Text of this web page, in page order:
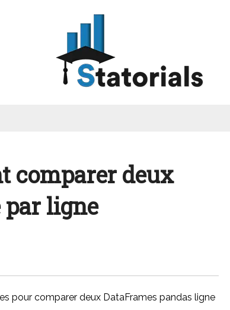
comparer deux
par ligne
pour comparer deux DataFrames pandas ligne